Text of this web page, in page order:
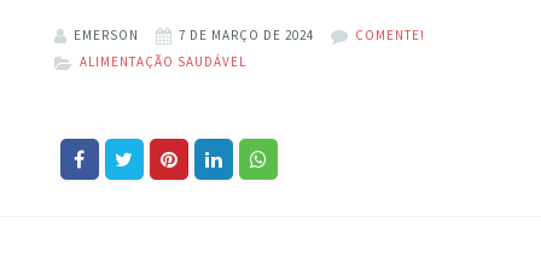
EMERSON 7 DE MARÇO DE 2024
COMENTE!
ALIMENTAÇÃO SAUDÁVEL